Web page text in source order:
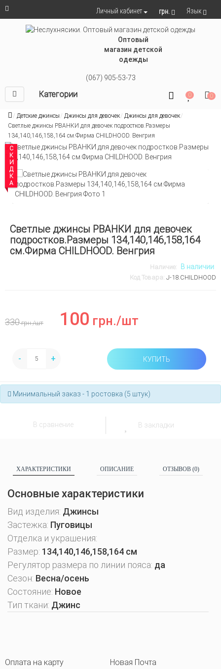
Личный кабинет грн. Язык
Оптовый
магазин детской
одежды
(067) 905-53-73
Категории 0 0
Детские джинсы Джинсы для девочек
Джинсы для девочек
Светлые джинсы РВАНКИ для девочек подростков.Размеры
134,140,146,158,164 см.Фирма CHILDHOOD. Венгрия
СКИДКА
Светлые джинсы РВАНКИ для девочек
подростков.Размеры 134,140,146,158,164
см.Фирма CHILDHOOD. Венгрия
Наличие: В наличии
Код Товара: J-18.CHILDHOOD
330грн./шт 100 грн./шт
- + КУПИТЬ
Минимальный заказ - 1 ростовка (5 штук)
В сравнение В закладки
ХАРАКТЕРИСТИКИ ОПИСАНИЕ ОТЗЫВОВ (0)
Основные характеристики
Вид изделия: Джинсы
Застежка: Пуговицы
Отделка и украшения:
Размер: 134,140,146,158,164 см
Регулятор размера по линии пояса: да
Сезон: Весна/осень
Состояние: Новое
Тип ткани: Джинс
Оплата на карту
Новая Почта